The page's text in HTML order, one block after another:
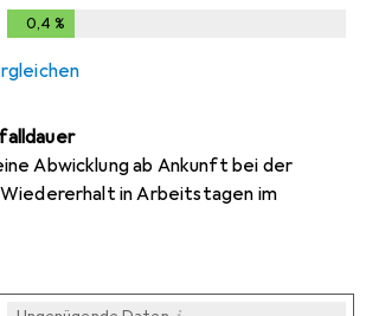
0,4 %
Abwicklung ab Ankunft bei der
in Arbeitstagen im